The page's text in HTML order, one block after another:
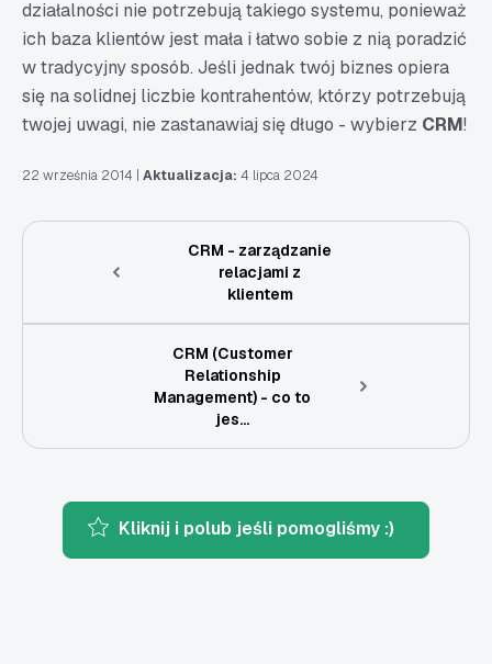
działalności nie potrzebują takiego systemu, ponieważ
ich baza klientów jest mała i łatwo sobie z nią poradzić
w tradycyjny sposób. Jeśli jednak twój biznes opiera
się na solidnej liczbie kontrahentów, którzy potrzebują
twojej uwagi, nie zastanawiaj się długo - wybierz CRM!
22 września 2014 Aktualizacja: 4 lipca 2024
CRM - zarządzanie
relacjami z
klientem
CRM (Customer
Relationship
Management) - co to
jes...
Kliknij i polub jeśli pomogliśmy :)